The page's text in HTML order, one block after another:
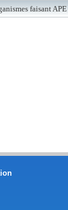
faisant APE